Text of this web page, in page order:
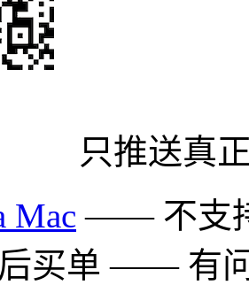
只推送真
Mac —— 不支
买单 —— 有